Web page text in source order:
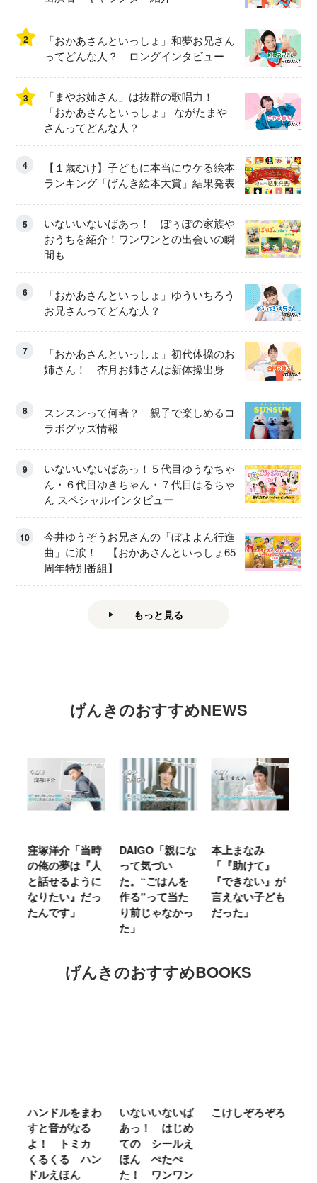
2
「おかあさんといっしょ」和夢お兄さん
ってどんな人？ ロングインタビュー
3
「まやお姉さん」は抜群の歌唱力！
「おかあさんといっしょ」 ながたまや
さんってどんな人？
4
【１歳むけ】子どもに本当にウケる絵本
ランキング「げんき絵本大賞」結果発表
5
いないいないばあっ！ ぽぅぽの家族や
おうちを紹介！ワンワンとの出会いの瞬
間も
6
「おかあさんといっしょ」ゆういちろう
お兄さんってどんな人？
7
「おかあさんといっしょ」初代体操のお
姉さん！ 杏月お姉さんは新体操出身
8
スンスンって何者？ 親子で楽しめるコ
ラボグッズ情報
9
いないいないばあっ！５代目ゆうなちゃ
ん・６代目ゆきちゃん・７代目はるちゃ
ん スペシャルインタビュー
10
今井ゆうぞうお兄さんの「ぼよよん行進
曲」に涙！ 【おかあさんといっしょ65
周年特別番組】
もっと見る
げんきのおすすめNEWS
窪塚洋介「当時
の俺の夢は『人
と話せるように
なりたい』だっ
たんです」
DAIGO「親にな
って気づい
た。“ごはんを
作る”って当た
り前じゃなかっ
た」
本上まなみ
「『助けて』
『できない』が
言えない子ども
だった」
げんきのおすすめBOOKS
ハンドルをまわ
すと音がなる
よ！ トミカ
くるくる ハン
ドルえほん
いないいないば
あっ！ はじめ
ての シールえ
ほん ぺたぺ
た！ ワンワン
こけしぞろぞろ